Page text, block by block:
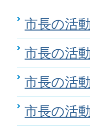
市長の活
市長の活
市長の活
市長の活